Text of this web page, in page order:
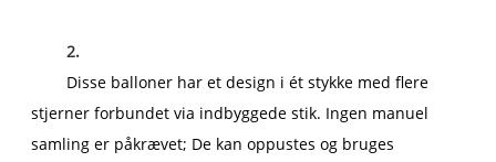
2.
Disse balloner har et design i ét stykke med flere
stjerner forbundet via indbyggede stik. Ingen manuel
samling er påkrævet; De kan oppustes og bruges